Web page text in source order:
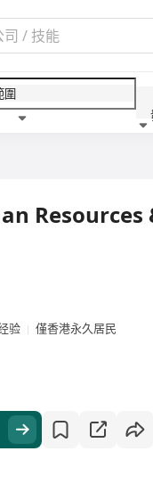
验
僅香港永久居民